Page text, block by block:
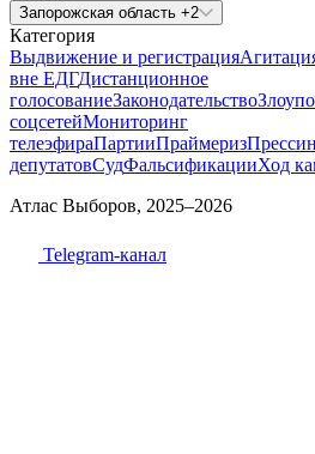
Запорожская область +2
Категория
Выдвижение и регистрация
вне ЕДГДистанционное
голосованиеЗаконодательство
соцсетейМониторинг
телеэфираПартииПраймериз
депутатовСудФальсификацииХод
Атлас Выборов, 2025–2026
Telegram-канал